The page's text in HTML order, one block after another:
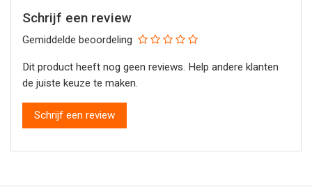
Schrijf een review
Gemiddelde beoordeling
Dit product heeft nog geen reviews. Help andere klanten
de juiste keuze te maken.
Schrijf een review